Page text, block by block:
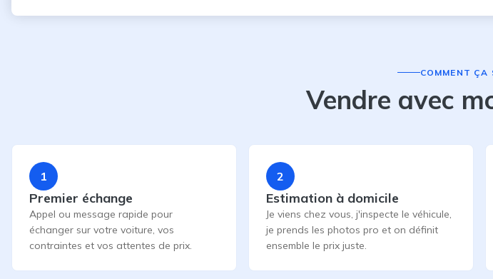
COMMENT ÇA
Vendre avec
1
Premier échange
Appel ou message rapide pour
échanger sur votre voiture, vos
contraintes et vos attentes de prix.
2
Estimation à domicile
Je viens chez vous, j'inspecte le véhicule,
je prends les photos pro et on définit
ensemble le prix juste.